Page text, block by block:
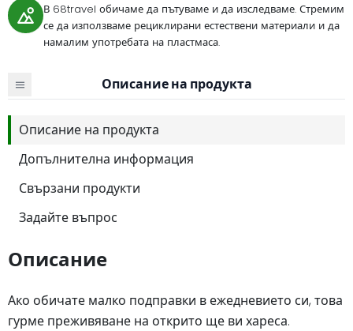
В 68travel обичаме да пътуваме и да изследваме. Стремим
се да използваме рециклирани естествени материали и да
намалим употребата на пластмаса.
Описание на продукта
Описание на продукта
Допълнителна информация
Свързани продукти
Задайте въпрос
Описание
Ако обичате малко подправки в ежедневието си, това
гурме преживяване на открито ще ви хареса.